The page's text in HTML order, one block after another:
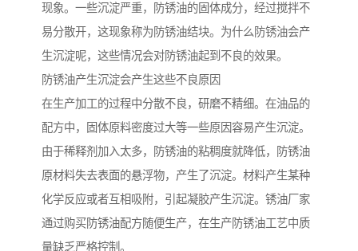
现象。一些沉淀严重，防锈油的固体成分，经过搅拌不
易分散开，这现象称为防锈油结块。为什么防锈油会产
生沉淀呢，这些情况会对防锈油起到不良的效果。
防锈油产生沉淀会产生这些不良原因
在生产加工的过程中分散不良，研磨不精细。在油品的
配方中，固体原料密度过大等一些原因容易产生沉淀。
由于稀释剂加入太多，防锈油的粘稠度就降低，防锈油
原材料失去表面的悬浮物，产生了沉淀。材料产生某种
化学反应或者互相吸附，引起凝胶产生沉淀。锈油厂家
通过购买防锈油配方随便生产，在生产防锈油工艺中质
量缺乏严格控制。